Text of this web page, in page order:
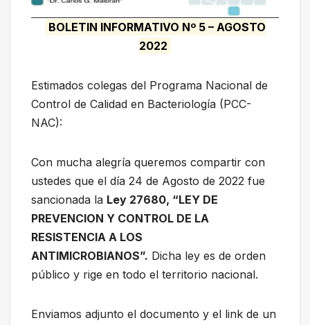
BOLETIN INFORMATIVO Nº 5 – AGOSTO
2022
Estimados colegas del Programa Nacional de
Control de Calidad en Bacteriología (PCC-
NAC):
Con mucha alegría queremos compartir con
ustedes que el día 24 de Agosto de 2022 fue
sancionada la Ley 27680, “LEY DE
PREVENCION Y CONTROL DE LA
RESISTENCIA A LOS
ANTIMICROBIANOS”. Dicha ley es de orden
público y rige en todo el territorio nacional.
Enviamos adjunto el documento y el link de un